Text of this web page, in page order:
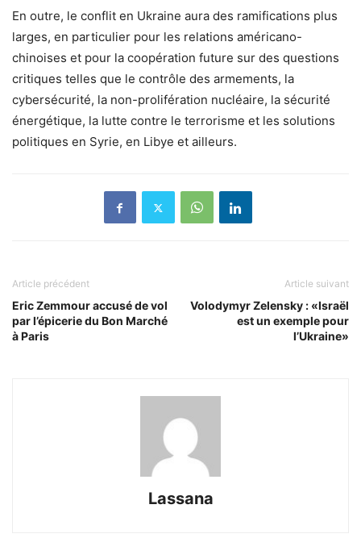
En outre, le conflit en Ukraine aura des ramifications plus
larges, en particulier pour les relations américano-
chinoises et pour la coopération future sur des questions
critiques telles que le contrôle des armements, la
cybersécurité, la non-prolifération nucléaire, la sécurité
énergétique, la lutte contre le terrorisme et les solutions
politiques en Syrie, en Libye et ailleurs.
Article précédent
Eric Zemmour accusé de vol
par l’épicerie du Bon Marché
à Paris
Article suivant
Volodymyr Zelensky : «Israël
est un exemple pour
l’Ukraine»
Lassana